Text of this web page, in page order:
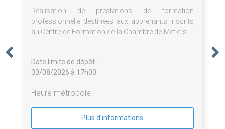
Réalisation de prestations de formation
professionnelle destinées aux apprenants inscrits
au Centre de Formation de la Chambre de Métiers et
Date limite de dépôt :
30/08/2026 à 17h00
Heure métropole
Plus d'informations